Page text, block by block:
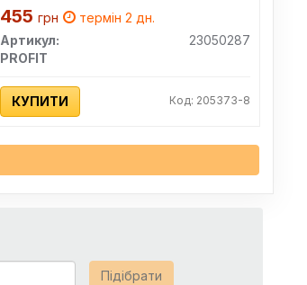
455грн
термін 2 дн.
Артикул:
23050287
PROFIT
КУПИТИ Код: 205373-8
Підібрати